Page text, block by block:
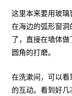
这里本来要用玻
在海边的弧形窗
了，直接在墙体
圆角的打磨。
在洗漱间，可以
的互动。看到好几